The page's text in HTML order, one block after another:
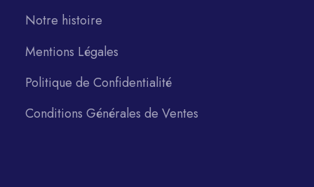
Notre histoire
Mentions Légales
Politique de Confidentialité
Conditions Générales de Ventes